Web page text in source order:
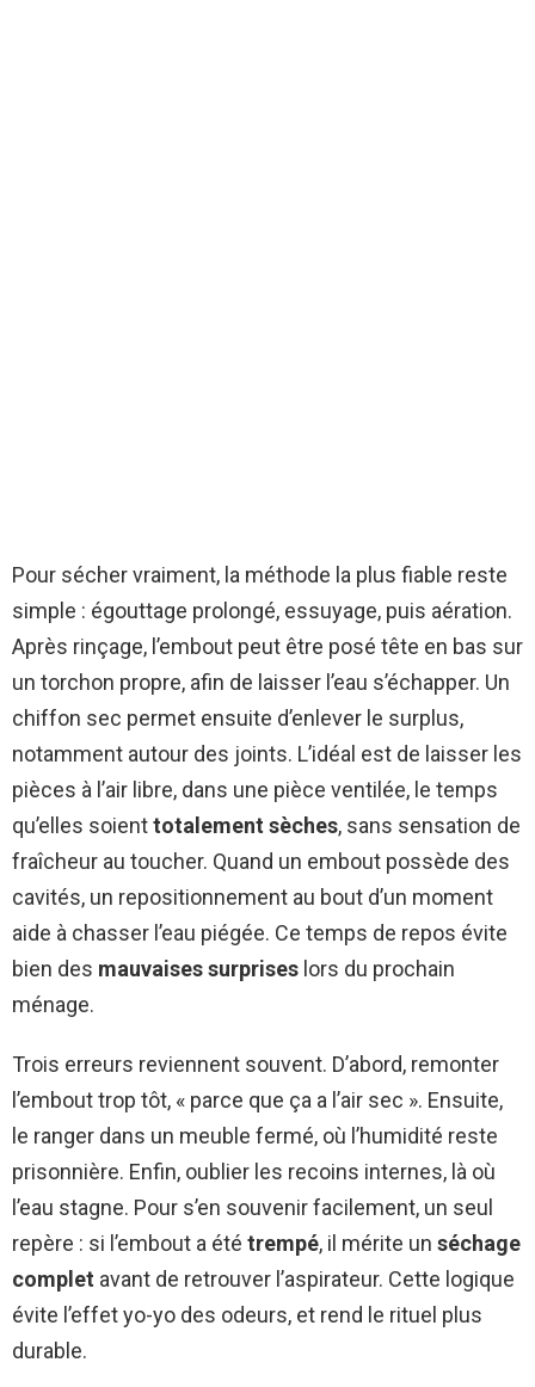
Pour sécher vraiment, la méthode la plus fiable reste
simple : égouttage prolongé, essuyage, puis aération.
Après rinçage, l’embout peut être posé tête en bas sur
un torchon propre, afin de laisser l’eau s’échapper. Un
chiffon sec permet ensuite d’enlever le surplus,
notamment autour des joints. L’idéal est de laisser les
pièces à l’air libre, dans une pièce ventilée, le temps
qu’elles soienttotalement sèches, sans sensation de
fraîcheur au toucher. Quand un embout possède des
cavités, un repositionnement au bout d’un moment
aide à chasser l’eau piégée. Ce temps de repos évite
bien des mauvaises surprises lors du prochain
ménage.
Trois erreurs reviennent souvent. D’abord, remonter
l’embout trop tôt, « parce que ça a l’air sec ». Ensuite,
le ranger dans un meuble fermé, où l’humidité reste
prisonnière. Enfin, oublier les recoins internes, là où
l’eau stagne. Pour s’en souvenir facilement, un seul
repère : si l’embout a été trempé, il mérite un séchage
complet avant de retrouver l’aspirateur. Cette logique
évite l’effet yo-yo des odeurs, et rend le rituel plus
durable.